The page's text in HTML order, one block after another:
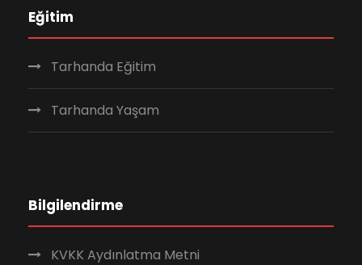
Eğitim
Tarhanda Eğitim
Tarhanda Yaşam
Bilgilendirme
KVKK Aydınlatma Metni